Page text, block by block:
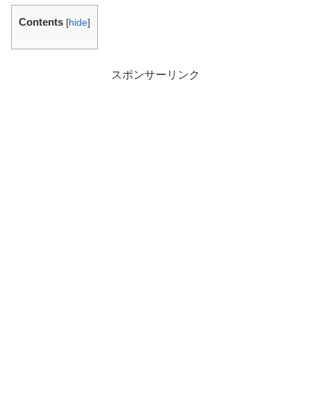
Contents [hide]
スポンサーリンク